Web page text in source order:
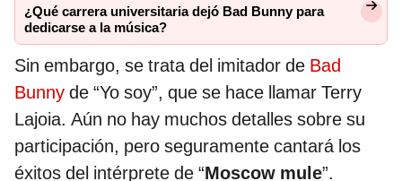
¿Qué carrera universitaria dejó Bad Bunny para
dedicarse a la música?
Sin embargo, se trata del imitador de Bad
Bunny de “Yo soy”, que se hace llamar Terry
Lajoia. Aún no hay muchos detalles sobre su
participación, pero seguramente cantará los
éxitos del intérprete de “Moscow mule”.